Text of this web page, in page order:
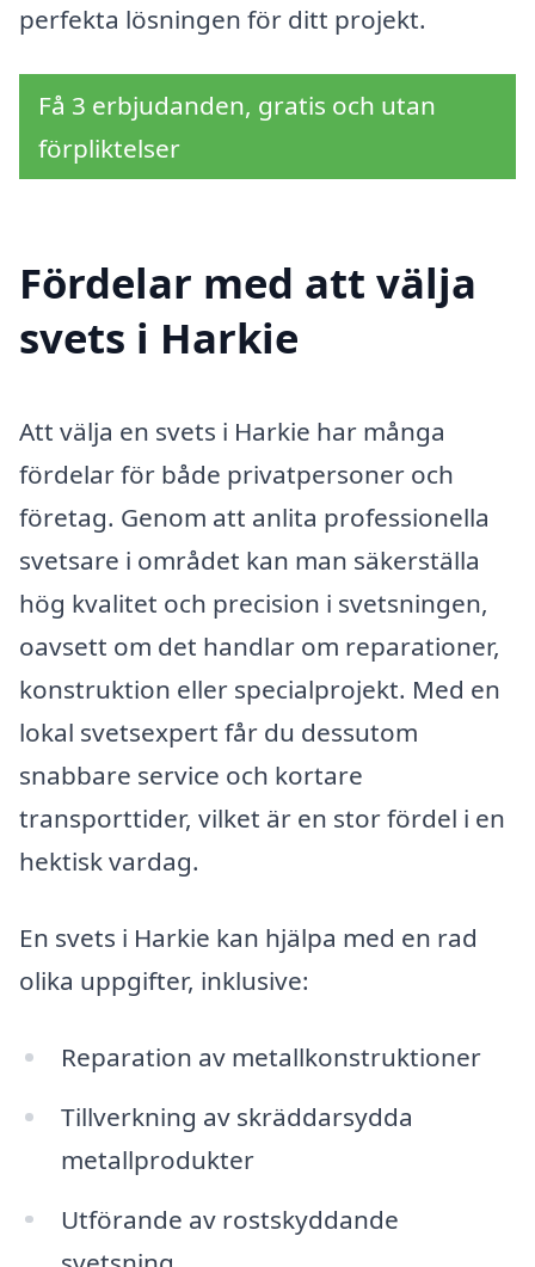
perfekta lösningen för ditt projekt.
Få 3 erbjudanden, gratis och utan
förpliktelser
Fördelar med att välja
svets i Harkie
Att välja en svets i Harkie har många
fördelar för både privatpersoner och
företag. Genom att anlita professionella
svetsare i området kan man säkerställa
hög kvalitet och precision i svetsningen,
oavsett om det handlar om reparationer,
konstruktion eller specialprojekt. Med en
lokal svetsexpert får du dessutom
snabbare service och kortare
transporttider, vilket är en stor fördel i en
hektisk vardag.
En svets i Harkie kan hjälpa med en rad
olika uppgifter, inklusive:
Reparation av metallkonstruktioner
Tillverkning av skräddarsydda
metallprodukter
Utförande av rostskyddande